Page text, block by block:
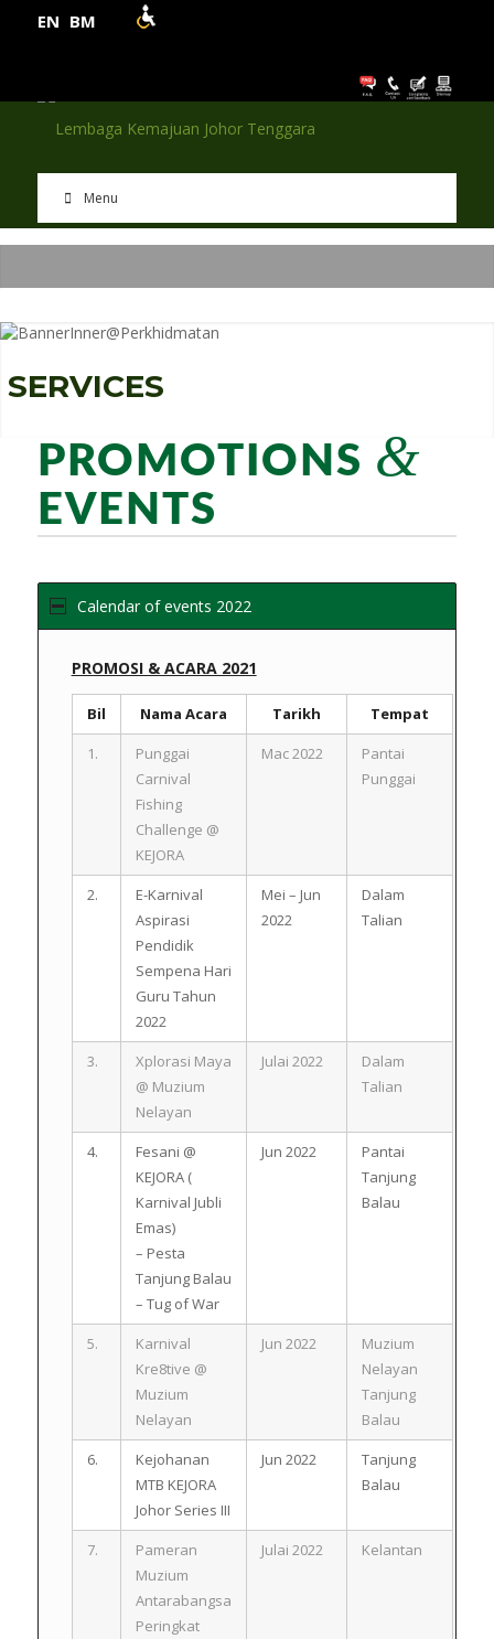
EN BM
Menu
SERVICES
PROMOTIONS &
EVENTS
Calendar of events 2022
PROMOSI & ACARA 2021
Bil Nama Acara Tarikh
Tempat
1.
Punggai
Carnival
Fishing
Challenge @
KEJORA
Mac 2022
Pantai
Punggai
2.
E-Karnival
Aspirasi
Pendidik
Sempena Hari
Guru Tahun
2022
Mei – Jun
2022
Dalam
Talian
3.
Xplorasi Maya
@ Muzium
Nelayan
Julai 2022
Dalam
Talian
4.
Fesani @
KEJORA (
Karnival Jubli
Emas)
– Pesta
Tanjung Balau
– Tug of War
Jun 2022
Pantai
Tanjung
Balau
5.
Karnival
Kre8tive @
Muzium
Nelayan
Jun 2022
Muzium
Nelayan
Tanjung
Balau
6.
Kejohanan
MTB KEJORA
Johor Series III
Jun 2022
Tanjung
Balau
7.
Pameran
Muzium
Antarabangsa
Peringkat
Julai 2022 Kelantan